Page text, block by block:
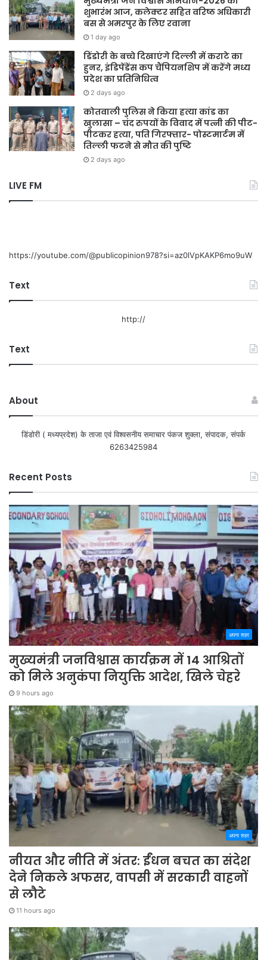
शुभारंभ आज, कलेक्टर सहित वरिष्ठ अधिकारी
बस से अमरपुर के लिए रवाना
1 day ago
डिंडोरी के बच्चे दिखाएंगे दिल्ली में कराटे का
हुनर, इंडिपेंडेंस कप चैंपियनशिप में करेंगे मध्य
प्रदेश का प्रतिनिधित्व
2 days ago
कोतवाली पुलिस ने किया हत्या कांड का
खुलासा – चंद रुपयों के विवाद में पत्नी की पीट-
पीटकर हत्या, पति गिरफ्तार- पोस्टमार्टम में
तिल्ली फटने से मौत की पुष्टि
2 days ago
LIVE FM
https://youtube.com/@publicopinion978?si=az0lVpKAKP6mo9uW
Text
http://
Text
About
डिंडोरी ( मध्यप्रदेश) के ताजा एवं विश्वसनीय समाचार पंकज शुक्ला, संपादक, संपर्क
6263425984
Recent Posts
अपना शहर
मुख्यमंत्री जनविश्वास कार्यक्रम में 14 आश्रितों
को मिले अनुकंपा नियुक्ति आदेश, खिले चेहरे
9 hours ago
अपना शहर
नीयत और नीति में अंतर: ईंधन बचत का संदेश
देने निकले अफसर, वापसी में सरकारी वाहनों
से लौटे
11 hours ago